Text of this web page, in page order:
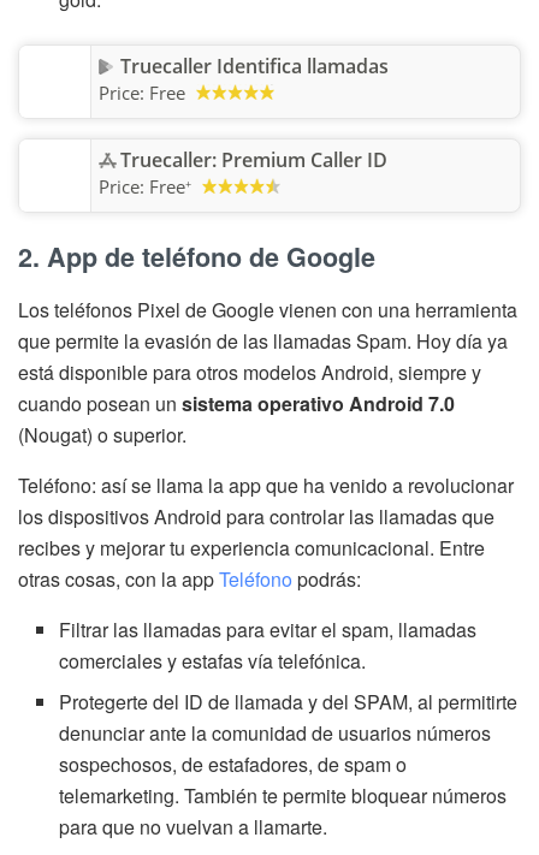
Truecaller Identifica llamadas
Price: Free
Truecaller: Premium Caller ID
Price: Free+
2. App de teléfono de Google
Los teléfonos Pixel de Google vienen con una herramienta
que permite la evasión de las llamadas Spam. Hoy día ya
está disponible para otros modelos Android, siempre y
cuando posean un sistema operativo Android 7.0
(Nougat) o superior.
Teléfono: así se llama la app que ha venido a revolucionar
los dispositivos Android para controlar las llamadas que
recibes y mejorar tu experiencia comunicacional. Entre
otras cosas, con la appTeléfono podrás:
Filtrar las llamadas para evitar el spam, llamadas
comerciales y estafas vía telefónica.
Protegerte del ID de llamada y del SPAM, al permitirte
denunciar ante la comunidad de usuarios números
sospechosos, de estafadores, de spam o
telemarketing. También te permite bloquear números
para que no vuelvan a llamarte.